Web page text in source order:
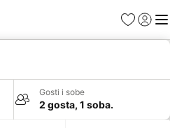
FavoritiPrijavi
Gosti i sobe
2 gosta, 1 soba.